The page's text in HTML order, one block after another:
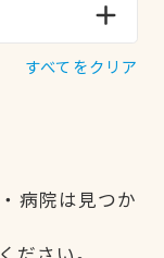
すべてをクリア
病院は見つか